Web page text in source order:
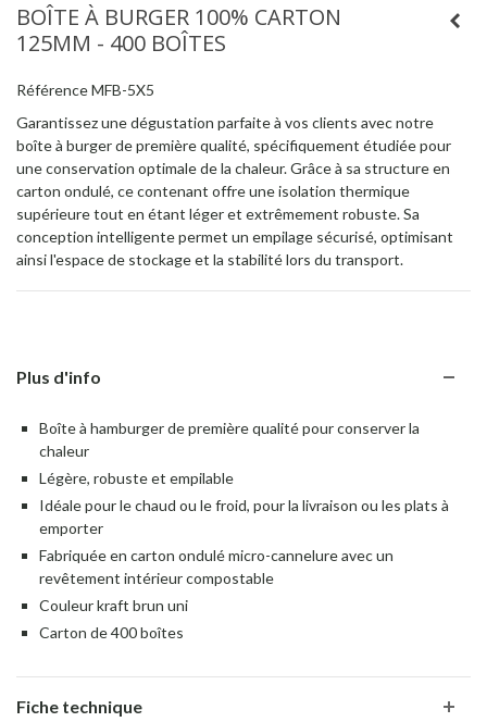
BOÎTE À BURGER 100% CARTON
125MM - 400 BOÎTES
RéférenceMFB-5X5
Garantissez une dégustation parfaite à vos clients avec notre
boîte à burger de première qualité, spécifiquement étudiée pour
une conservation optimale de la chaleur. Grâce à sa structure en
carton ondulé, ce contenant offre une isolation thermique
supérieure tout en étant léger et extrêmement robuste. Sa
conception intelligente permet un empilage sécurisé, optimisant
ainsi l'espace de stockage et la stabilité lors du transport.
Plus d'info
Boîte à hamburger de première qualité pour conserver la
chaleur
Légère, robuste et empilable
Idéale pour le chaud ou le froid, pour la livraison ou les plats à
emporter
Fabriquée en carton ondulé micro-cannelure avec un
revêtement intérieur compostable
Couleur kraft brun uni
Carton de 400 boîtes
Fiche technique